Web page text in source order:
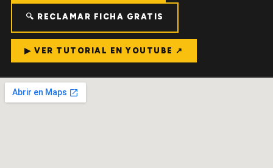
🔍 RECLAMAR FICHA GRATIS
▶ VER TUTORIAL EN YOUTUBE ↗